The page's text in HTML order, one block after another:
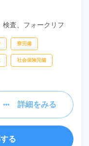
省）の加工情報・「HeartRails
検査、 フォークリフ
寮完備
社会保険完備
詳細をみる
る